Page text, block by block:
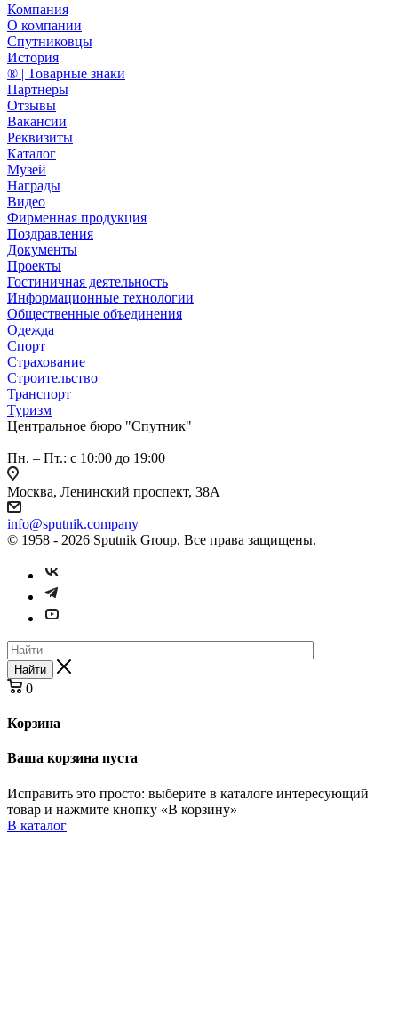
Компания
О компании
Спутниковцы
История
® | Товарные знаки
Партнеры
Отзывы
Вакансии
Реквизиты
Каталог
Музей
Награды
Видео
Фирменная продукция
Поздравления
Документы
Проекты
Гостиничная деятельность
Информационные технологии
Общественные объединения
Одежда
Спорт
Страхование
Строительство
Транспорт
Туризм
Центральное бюро "Спутник"
Пн. – Пт.: с 10:00 до 19:00
Москва, Ленинский проспект, 38А
info@sputnik.company
© 1958 - 2026 Sputnik Group. Все права защищены.
Найти
0
Корзина
Ваша корзина пуста
Исправить это просто: выберите в каталоге интересующий
товар и нажмите кнопку «В корзину»
В каталог